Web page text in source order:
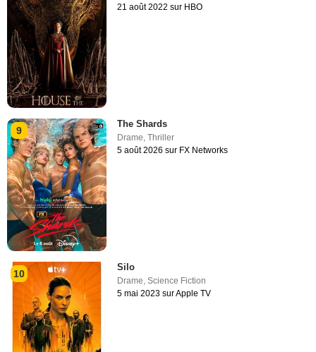
21 août 2022 sur HBO
9
The Shards
Drame,Thriller
5 août 2026 sur FX Networks
10
Silo
Drame,Science Fiction
5 mai 2023 sur Apple TV